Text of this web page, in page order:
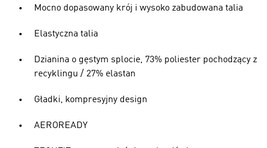
Mocno dopasowany krój i wysoko zabudowana talia
Elastyczna talia
Dzianina o gęstym splocie, 73% poliester pochodzący z
recyklingu / 27% elastan
Gładki, kompresyjny design
AEROREADY